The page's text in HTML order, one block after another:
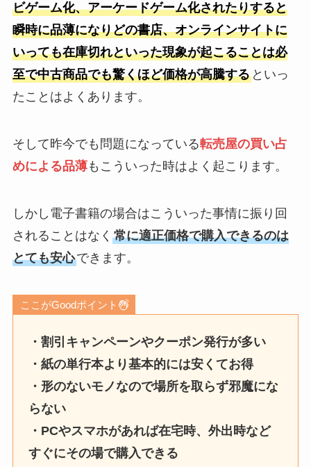
ビゲーム化、アーケードゲーム化されたりすると
瞬時に品薄になりどの書店、オンラインサイトに
いっても在庫切れといった現象が起こることは必
至で中古商品でも驚くほど価格が高騰するといっ
たことはよくあります。
そして昨今でも問題になっている転売屋の買い占
めによる品薄もこういった時はよく起こります。
しかし電子書籍の場合はこういった事情に振り回
されることはなく 常に適正価格で購入できるのは
とても安心できます。
ここがGoodポイント
・割引キャンペーンやクーポン発行が多い
・紙の単行本より基本的には安くてお得
・形のないモノなので場所を取らず邪魔にな
らない
・PCやスマホがあれば在宅時、外出時など
すぐにその場で購入できる